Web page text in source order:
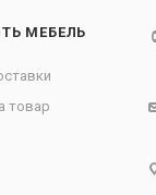
МЕБЕЛЬ
товар